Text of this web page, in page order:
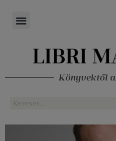
Könyvektől